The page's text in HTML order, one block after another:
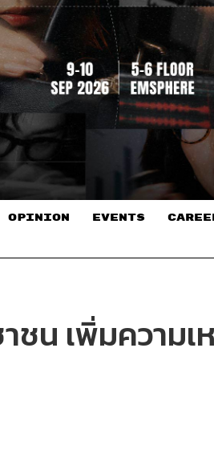
OPINION EVENTS
ชน เพิ่มความเ